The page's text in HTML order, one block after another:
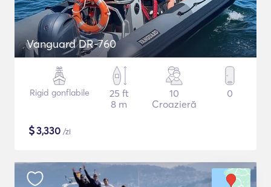
Vanguard DR-760
Rigid gonflabile
25 ft
8 m
10
Croazieră
0
$3,330 /zi